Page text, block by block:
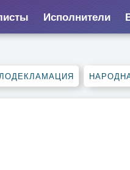
Исполнители